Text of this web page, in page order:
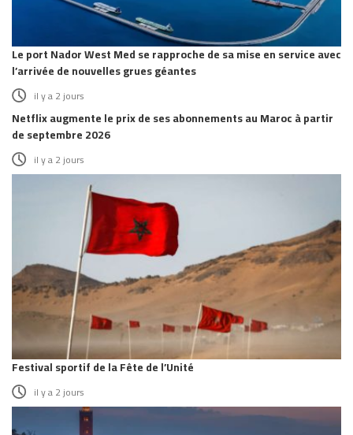
Le port Nador West Med se rapproche de sa mise en service avec
l’arrivée de nouvelles grues géantes
il y a 2 jours
Netflix augmente le prix de ses abonnements au Maroc à partir
de septembre 2026
il y a 2 jours
Festival sportif de la Fête de l’Unité
il y a 2 jours